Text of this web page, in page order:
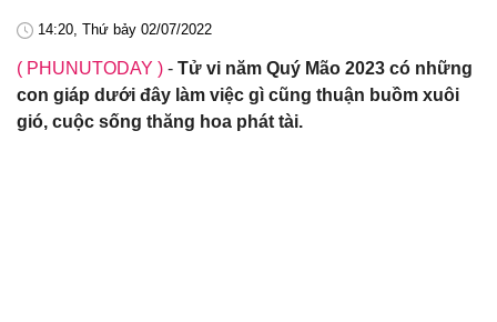
14:20, Thứ bảy 02/07/2022
( PHUNUTODAY ) - Tử vi năm Quý Mão 2023 có những
con giáp dưới đây làm việc gì cũng thuận buồm xuôi
gió, cuộc sống thăng hoa phát tài.